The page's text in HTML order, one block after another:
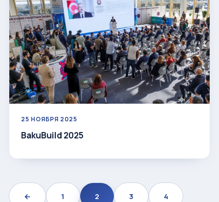
25 НОЯБРЯ 2025
BakuBuild 2025
← 1 2 3 4